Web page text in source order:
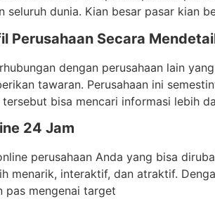
seluruh dunia. Kian besar pasar kian
Perusahaan Secara
dengan perusahaan lain
tawaran. Perusahaan ini
bisa mencari informasi lebih
24 Jam
perusahaan Anda yang bisa
menarik, interaktif, dan atraktif.
pas mengenai target